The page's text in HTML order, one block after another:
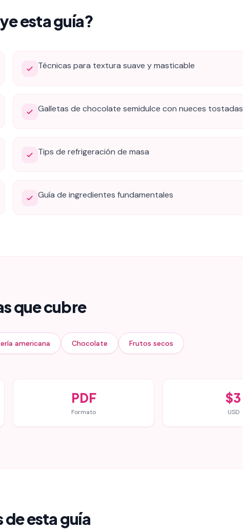
esta guía?
Técnicas para textura suave y masticable
Galletas de chocolate semidulce con nueces tostadas
Tips de refrigeración de masa
Guía de ingredientes fundamentales
que cubre
americana Chocolate Frutos secos
PDF
Formato
$3
USD
esta guía